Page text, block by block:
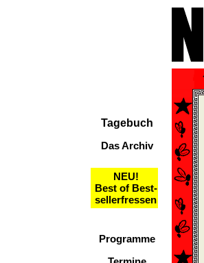
Tagebuch
Das Archiv
NEU!
Best of Best-
sellerfressen
Programme